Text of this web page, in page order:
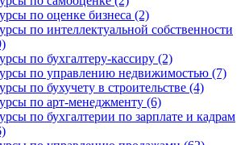
по оценке бизнеса (2)
по интеллектуальной собственности
по бухгалтеру-кассиру (2)
по управлению недвижимостью (7)
по бухучету в строительстве (4)
по арт-менеджменту (6)
по бухгалтерии по зарплате и кадрам